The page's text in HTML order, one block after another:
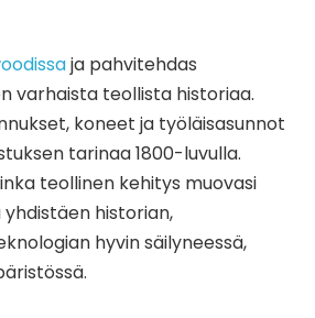
ja pahvitehdas
varhaista teollista historiaa.
koneet ja työläisasunnot
tarinaa 1800-luvulla.
teollinen kehitys muovasi
historian,
hyvin säilyneessä,